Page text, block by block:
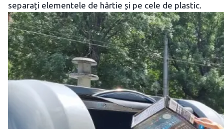
separați elementele de hârtie și pe cele de plastic.